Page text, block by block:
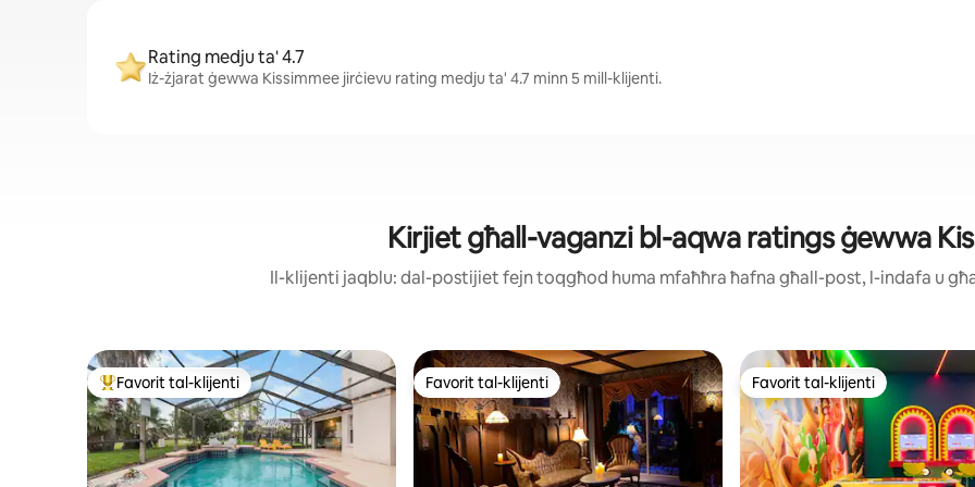
Rating medju ta' 4.7
Iż-żjarat ġewwa Kissimmee jirċievu rating medju ta' 4.7 minn 5 mill-klijenti.
Kirjiet għall-vaganzi bl-aqwa ratings ġewwa
Il-klijenti jaqblu: dal-postijiet fejn toqgħod huma mfaħħra ħafna għall-post, l-indafa u
Wieħed mill-aqwa favoriti tal-klijenti
Favorit tal-klijenti Favorit tal-klijenti
Favorit tal-klijenti Favorit tal-klijenti
Favorit tal-klijenti